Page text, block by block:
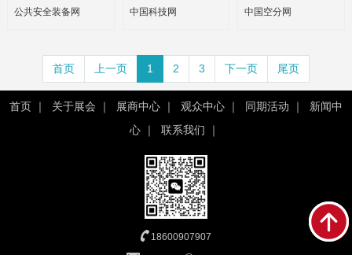
公共安全装备网 中国科技网 中国空分网
首页 上一页 1 2 3 下一页 尾页
首页｜ 关于展会 ｜ 展商中心｜ 观众中心｜ 同期活动 ｜ 新闻中
心｜ 联系我们 ｜
18600907907